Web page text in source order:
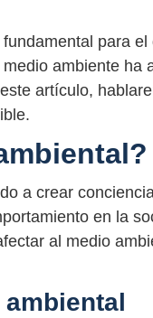
para
ambiente ha
artículo,
a crear
en la
al medio